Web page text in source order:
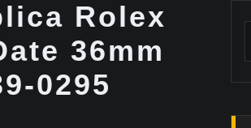
Rolex
36mm
0295